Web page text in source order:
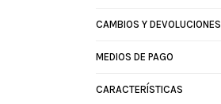
CAMBIOS Y DEVOLUCIONES
MEDIOS DE PAGO
CARACTERÍSTICAS